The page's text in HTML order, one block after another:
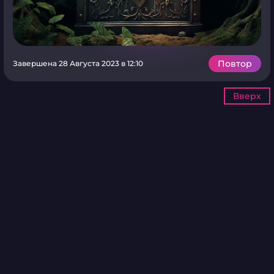
Завершена 28 Августа 2023 в 12:10 Повтор
Вверх